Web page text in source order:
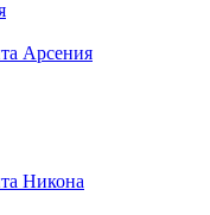
Арсения
Никона